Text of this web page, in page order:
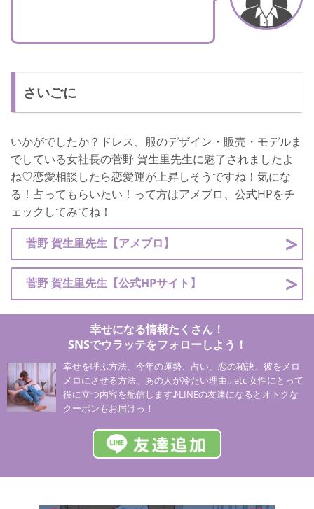
さいごに
いかがでしたか？ドレス、服のデザイン・販売・モデルま
でしている女社長の菅野 賀生里先生に魅了されましたよ
ね♡恋愛相談したら恋愛運が上昇しそうですね！気にな
る！占ってもらいたい！って方はアメブロ、公式HPをチ
ェックしてみてね！
菅野 賀生里先生【アメブロ】
菅野 賀生里先生【公式HPサイト】
幸せになる情報たくさん！
SNSでウラッテをフォローしよう！
幸せを呼ぶ方法、今年の運勢、占い、恋の秘訣、彼をメロ
メロにさせる方法、あの人が冷たい理由…etc 女性にとって
役に立つ内容を配信します♪LINEの友達になるとオトクな
クーポンもお届けっ！